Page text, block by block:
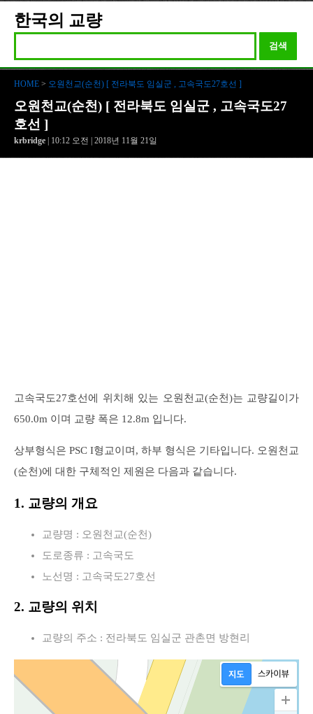
한국의 교량
검색
HOME > 오원천교(순천) [ 전라북도 임실군 , 고속국도27호선 ]
오원천교(순천) [ 전라북도 임실군 , 고속국도27
호선 ]
krbridge | 10:12 오전 | 2018년 11월 21일
고속국도27호선에 위치해 있는 오원천교(순천)는 교량길이가
650.0m 이며 교량 폭은 12.8m 입니다.
상부형식은 PSC I형교이며, 하부 형식은 기타입니다. 오원천교
(순천)에 대한 구체적인 제원은 다음과 같습니다.
1. 교량의 개요
교량명 : 오원천교(순천)
도로종류 : 고속국도
노선명 : 고속국도27호선
2. 교량의 위치
교량의 주소 : 전라북도 임실군 관촌면 방현리